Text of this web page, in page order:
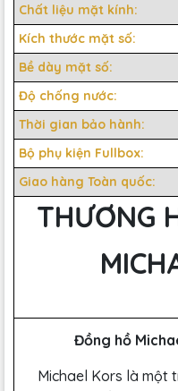
Chất liệu mặt kính:
Kích thước mặt số:
Bề dày mặt số:
Độ chống nước:
Thời gian bảo hành:
Bộ phụ kiện Fullbox:
Giao hàng Toàn quốc:
THƯƠNG
Đồng hồ
Michael Kors là một